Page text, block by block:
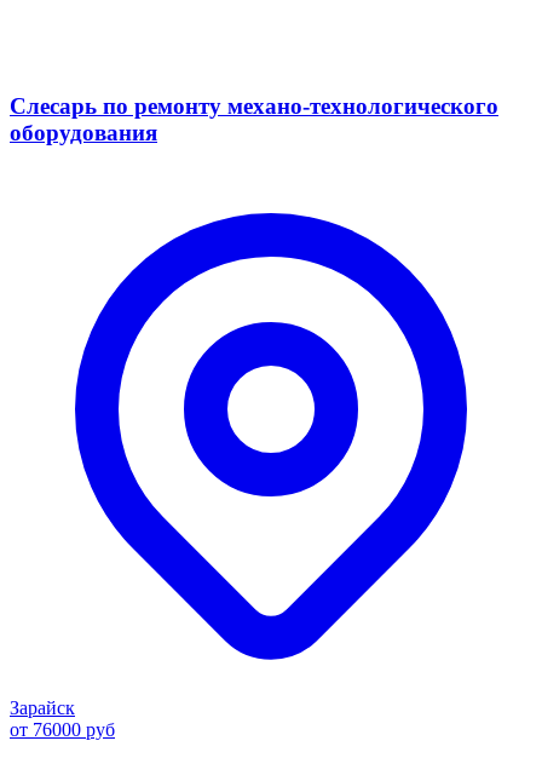
Слесарь по ремонту механо-технологического
оборудования
Зарайск
от 76000 руб